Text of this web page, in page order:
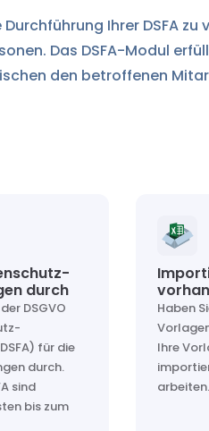
Ihrer DSFA
Das DSFA-Modul
den betroffenen
durch
DSGVO
für die
durch.
sind
bis zum
Haben
Ihre
arbeiten.